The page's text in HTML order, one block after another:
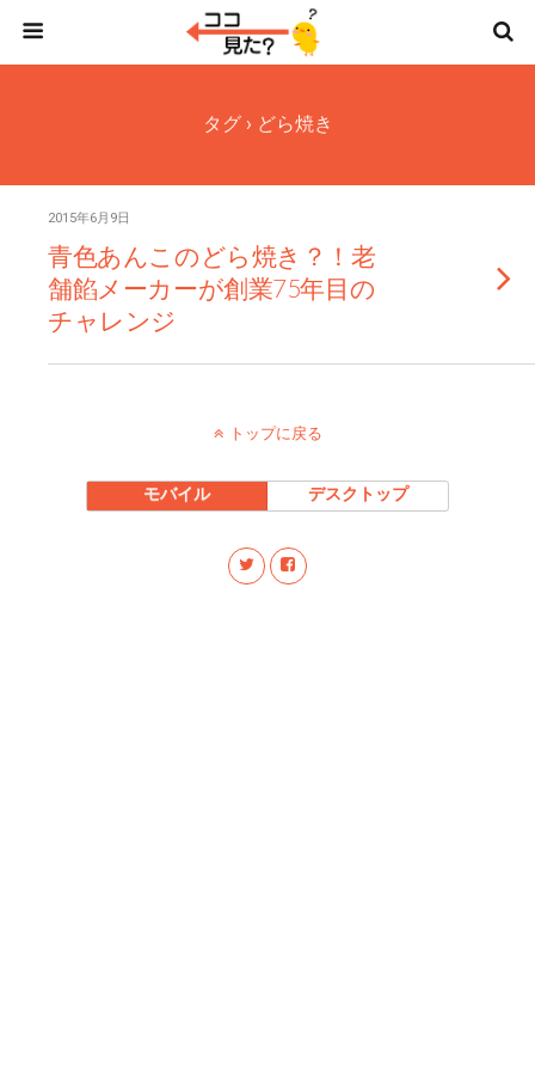
タグ › どら焼き
2015年6月9日
青色あんこのどら焼き？！老
舗餡メーカーが創業75年目の
チャレンジ
トップに戻る
モバイル デスクトップ